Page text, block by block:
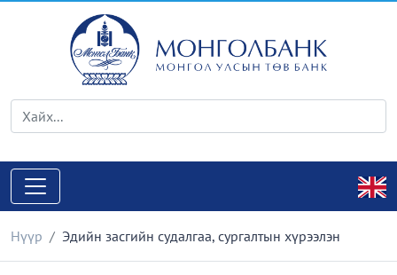
Нүүр Эдийн засгийн судалгаа, сургалтын хүрээлэн